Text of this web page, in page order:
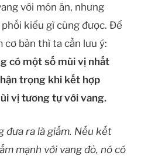
với món ăn, nhưng
kiểu gì cũng được. Để
cơ bản thì ta cần lưu ý:
có một số mùi vị nhất
trọng khi kết hợp
vị tương tự với vang.
đưa ra là giấm. Nếu kết
mạnh với vang đỏ, nó có